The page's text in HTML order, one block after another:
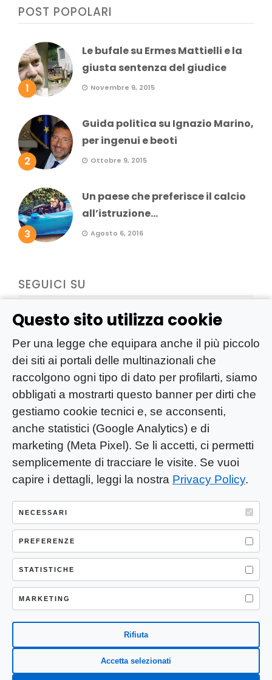
Questo sito utilizza cookie
Per una legge che equipara anche il più piccolo
dei siti ai portali delle multinazionali che
raccolgono ogni tipo di dato per profilarti, siamo
obbligati a mostrarti questo banner per dirti che
gestiamo cookie tecnici e, se acconsenti,
anche statistici (Google Analytics) e di
marketing (Meta Pixel). Se li accetti, ci permetti
semplicemente di tracciare le visite. Se vuoi
capire i dettagli, leggi la nostra Privacy Policy.
NECESSARI
PREFERENZE
STATISTICHE
MARKETING
Rifiuta
Accetta selezionati
POST POPOLARI
1
Le bufale su Ermes Mattielli e la
giusta sentenza del giudice
Novembre 9, 2015
2
Guida politica su Ignazio Marino,
per ingenui e beoti
Ottobre 9, 2015
3
Un paese che preferisce il calcio
all’istruzione...
Agosto 6, 2016
SEGUICI SU
YOU-ng Slow Journalism è una testata
giornalistica di proprietà di Mastino S.R.L.
Registrazione presso Trib. Santa Maria
Capua Vetere (CE) n° 900 del 31/01/2025 |
ISSN 3103-4683
P.IVA: 04755530617
Sede Legale: CASERTA – VIA LORENZO MARIA
NERONI 11 CAP 81100